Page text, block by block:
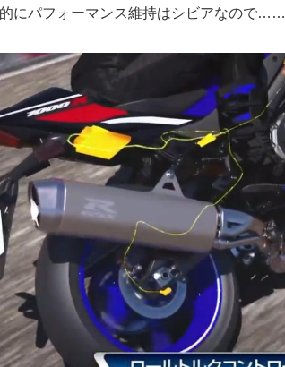
にパフォーマンス維持はシビアなので……